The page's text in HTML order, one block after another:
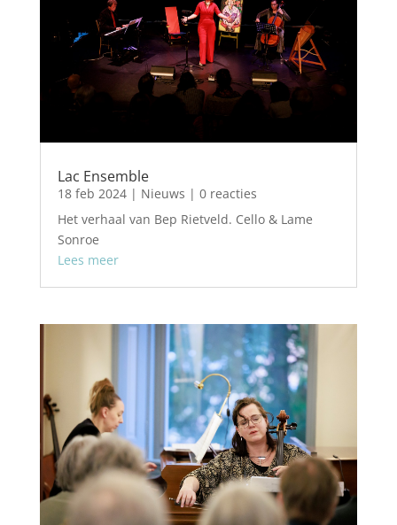
Lac Ensemble
18 feb 2024| Nieuws | 0 reacties
Het verhaal van Bep Rietveld. Cello & Lame
Sonroe
Lees meer